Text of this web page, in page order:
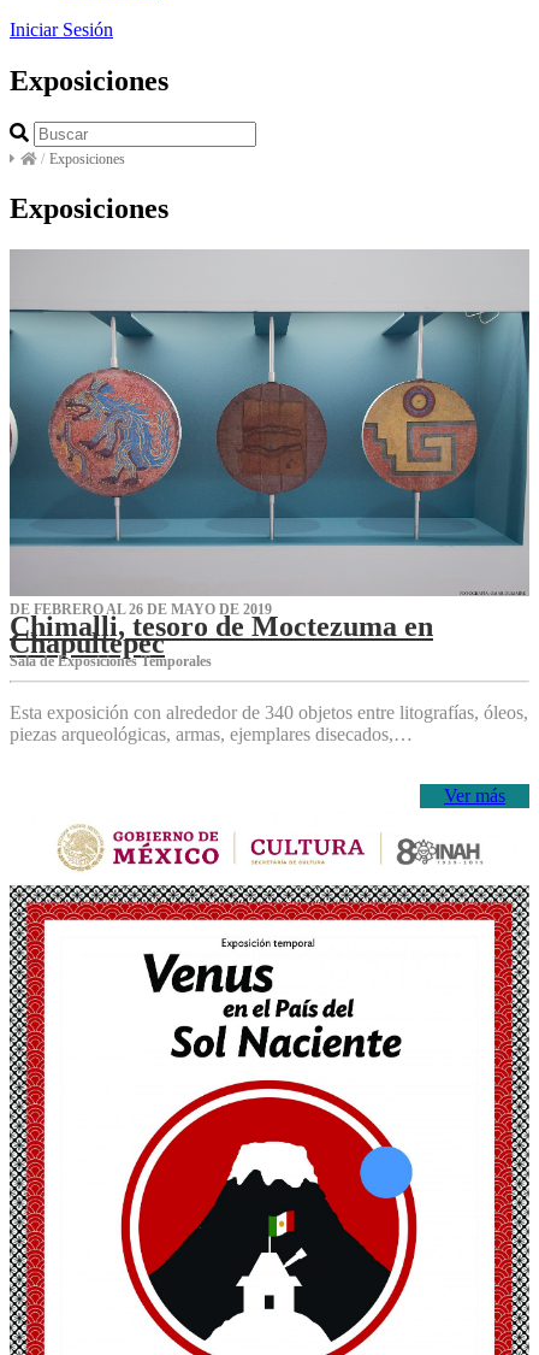
Iniciar Sesión
Exposiciones
/ Exposiciones
Exposiciones
DE FEBRERO AL 26 DE MAYO DE 2019
Chimalli, tesoro de Moctezuma en
Chapultepec
Sala de Exposiciones Temporales
Esta exposición con alrededor de 340 objetos entre litografías, óleos,
piezas arqueológicas, armas, ejemplares disecados,…
Ver más